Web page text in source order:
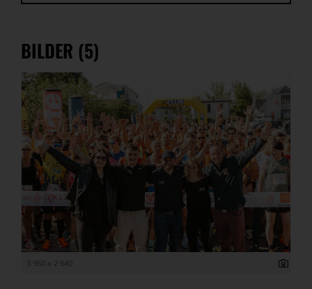
BILDER (5)
3 960 x 2 640